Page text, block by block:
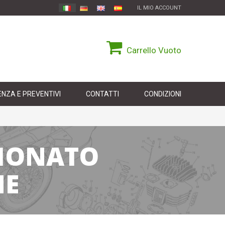
IL MIO ACCOUNT
Carrello Vuoto
E PREVENTIVI CONTATTI CONDIZIONI